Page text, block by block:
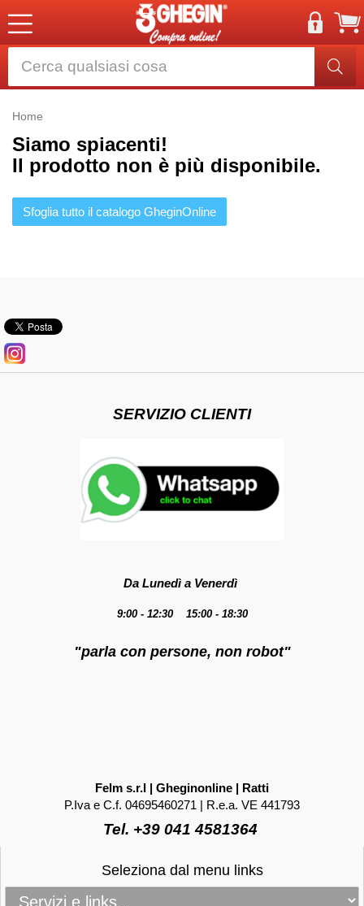
Home
Siamo spiacenti!
Il prodotto non è più disponibile.
Sfoglia tutto il catalogo GheginOnline
SERVIZIO CLIENTI
Da Lunedì a Venerdì
9:00 - 12:30 15:00 - 18:30
"parla con persone, non robot"
Felm s.r.l | Gheginonline | Ratti
P.Iva e C.f. 04695460271 | R.e.a. VE 441793
Tel. +39 041 4581364
Seleziona dal menu links